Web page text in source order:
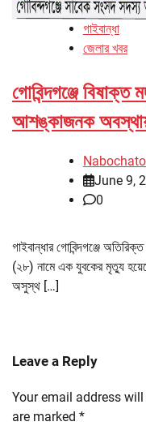
গাইবান্ধা
জেলার খবর
গোবিন্দগঞ্জে
আশঙ্কাজনক
June 9,
0
গাইবান্ধার গোবিন্দগঞ্জে
(২৮) নামে এক যুবকের মৃত্যু
অসুস্থ […]
Leave a Reply
Your email address
are marked *